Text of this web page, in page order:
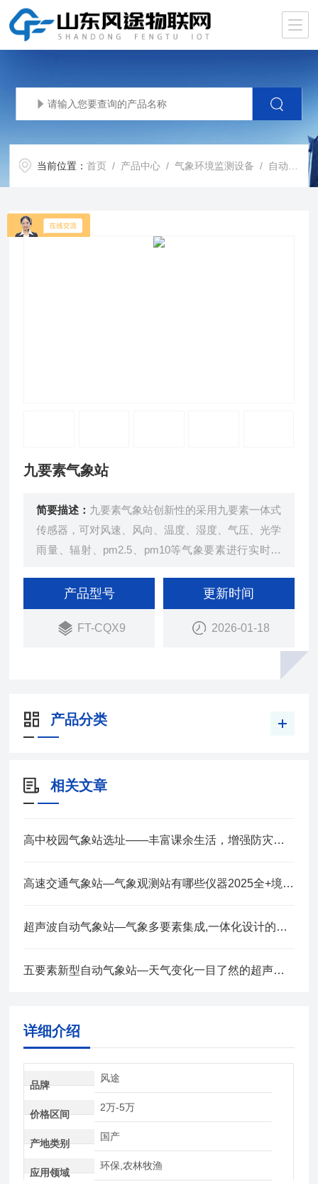
当前位置：首页 / 产品中心 /气象环境监测设备 / 自动气象站
九要素气象站
简要描述： 九要素气象站创新性的采用九要素一体式
传感器，可对风速、风向、温度、湿度、气压、光学
雨量、辐射、pm2.5、pm10等气象要素进行实时观
过数字量通讯接口将九项参数一次性输出给用户。
产品型号
FT-CQX9
更新时间
2026-01-18
产品分类
相关文章
高中校园气象站选址——丰富课余生活，增强防灾意识 2025全+境+派+送
高速交通气象站—气象观测站有哪些仪器2025全+境+派+送
超声波自动气象站—气象多要素集成,一体化设计的小型气象站2025全+境+派+送
五要素新型自动气象站—天气变化一目了然的超声波气象站2024全+境+派+送
详细介绍
品牌
风途
价格区间
2万-5万
产地类别
国产
应用领域
环保,农林牧渔